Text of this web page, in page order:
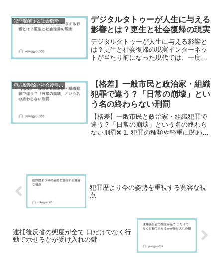
っていることを立証してくれてい
ると思うからです。
るのが現実です。このようなレッテル貼
りは、本人だけでなく、そ...
犯罪歴削除と社会復帰研究
デジタルタトゥーが人生に与える
影響とは？更生と社会復帰の現実
デジタルタトゥーが人生に与える影響と
は？更生と社会復帰の現実インターネッ
トが当たり前になった現代では、一度公
事件に関する情報は、検索すれば簡単に
見つかる状態になることも...
犯罪歴削除と社会復帰研究
【格差】一般市民と政治家・組織
犯罪で違う？「日常の崩壊」とい
う名の終わらない刑罰
【格差】一般市民と政治家・組織犯罪で
違う？「日常の崩壊」という名の終わら
ない刑罰❌ 1. 犯罪の種類や軽重に関わら
犯罪歴より今の姿勢を重視する寛容な視
点
逮捕後反省の態度が全て 口だけでなく行
動で示せるかが受け入れの鍵